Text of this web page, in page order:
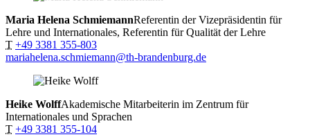
Maria Helena SchmiemannReferentin der Vizepräsidentin für
Lehre und Internationales, Referentin für Qualität der Lehre
T +49 3381 355-803
mariahelena.schmiemann@th-brandenburg.de
Heike WolffAkademische Mitarbeiterin im Zentrum für
Internationales und Sprachen
T +49 3381 355-104